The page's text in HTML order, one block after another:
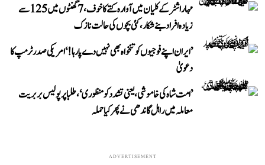
مہاراشٹر کے کلیان میں آوارہ کتے کا خوف، 7 گھنٹوں میں 125 سے
زیادہ افراد بنے شکار، کئی بچوں کی حالت نازک
’ایران اپنے فوجیوں کو تنخواہ بھی نہیں دے پا رہا!‘ امریکی صدر ٹرمپ کا
دعویٰ
’امت شاہ کی خاموشی، یعنی تشدد کو منظوری‘، طلبا پر پولیس بربریت
معاملہ میں راہل گاندھی نے پھر کیا حملہ
ADVERTISEMENT